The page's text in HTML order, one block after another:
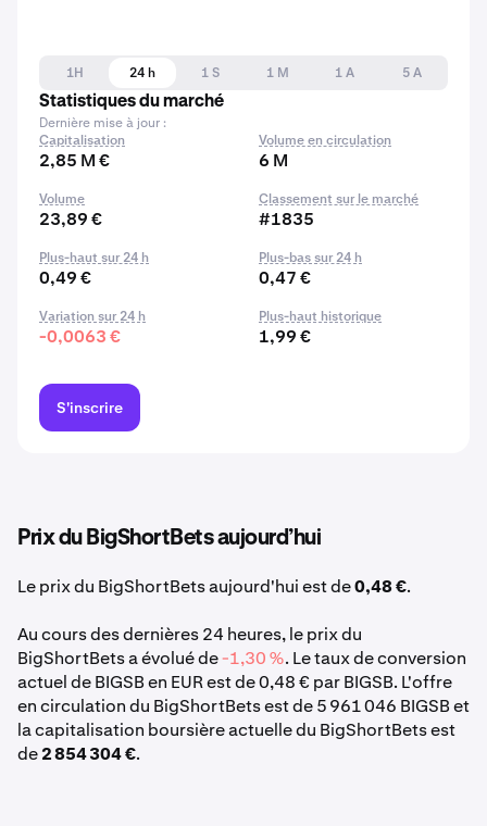
1H 24 h 1 S 1 M 1 A
5 A
Statistiques du marché
Dernière mise à jour :
Capitalisation
2,85 M €
Volume en circulation
6 M
Volume
23,89 €
Classement sur le marché
#1835
Plus-haut sur 24 h
0,49 €
Plus-bas sur 24 h
0,47 €
Variation sur 24 h
-0,0063 €
Plus-haut historique
1,99 €
S'inscrire
Prix du BigShortBets aujourd’hui
Le prix du BigShortBets aujourd'hui est de0,48 €.
Au cours des dernières 24 heures, le prix du
BigShortBets a évolué de-1,30 %. Le taux de conversion
actuel de BIGSB en EUR est de 0,48 € par BIGSB. L'offre
en circulation du BigShortBets est de 5 961 046 BIGSB et
la capitalisation boursière actuelle du BigShortBets est
de2 854 304 €.